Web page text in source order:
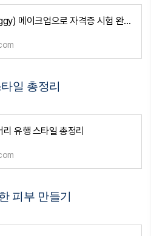
트위기(Twiggy) 메이크업으로 자격증 시험 완벽 대비하기! 심사위원이 반해버릴 팁 총정리
일 총정리
유행 스타일 총정리
피부 만들기